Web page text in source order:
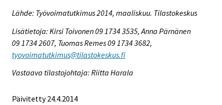
Lähde: Työvoimatutkimus 2014, maaliskuu. Tilastokeskus
Lisätietoja: Kirsi Toivonen 09 1734 3535, Anna Pärnänen
09 1734 2607, Tuomas Remes 09 1734 3682,
tyovoimatutkimus@tilastokeskus.fi
Vastaava tilastojohtaja: Riitta Harala
Päivitetty 24.4.2014